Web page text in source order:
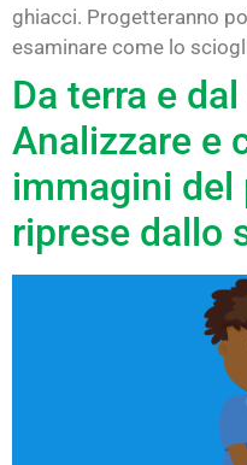
ghiacci. Progetteranno
esaminare come lo
Da terra e
Analizzare e
immagini del
riprese dallo